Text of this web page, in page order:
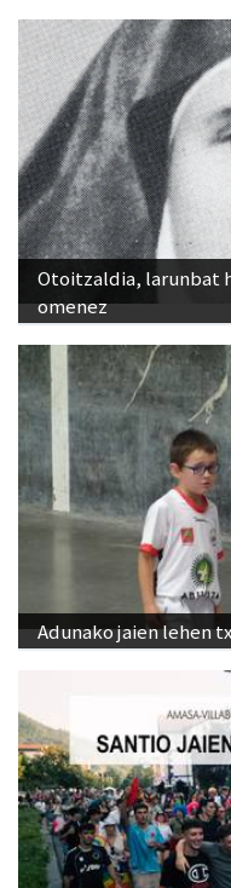
Otoitzaldia, larunbat
omenez
Adunako jaien lehen